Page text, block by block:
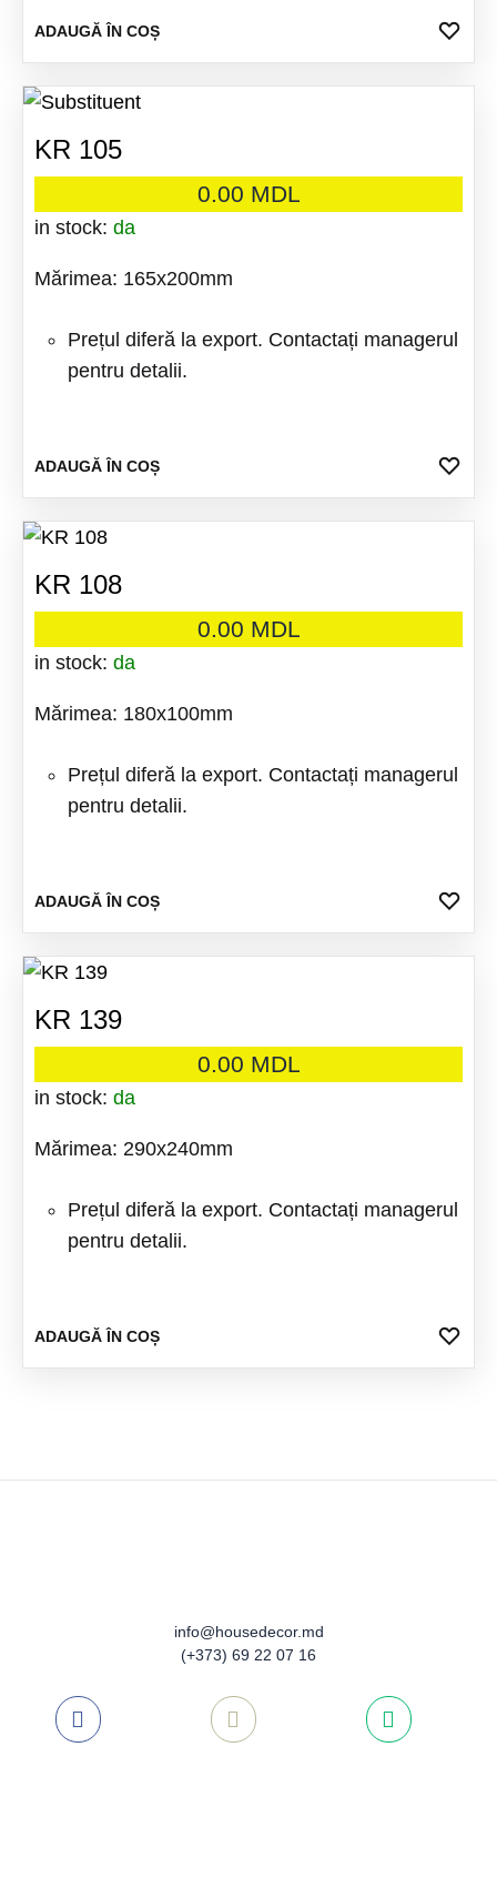
ADAUGĂ ÎN COȘ
KR 105
0.00 MDL
in stock: da
Mărimea: 165x200mm
Prețul diferă la export. Contactați managerul
pentru detalii.
ADAUGĂ ÎN COȘ
KR 108
0.00 MDL
in stock: da
Mărimea: 180x100mm
Prețul diferă la export. Contactați managerul
pentru detalii.
ADAUGĂ ÎN COȘ
KR 139
0.00 MDL
in stock: da
Mărimea: 290x240mm
Prețul diferă la export. Contactați managerul
pentru detalii.
ADAUGĂ ÎN COȘ
info@housedecor.md
(+373) 69 22 07 16